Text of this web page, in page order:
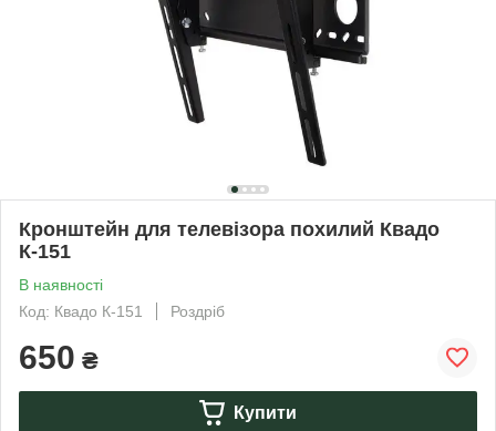
Кронштейн для телевізора похилий Квадо
К-151
В наявності
Код: Квадо К-151
Роздріб
650 ₴
Купити